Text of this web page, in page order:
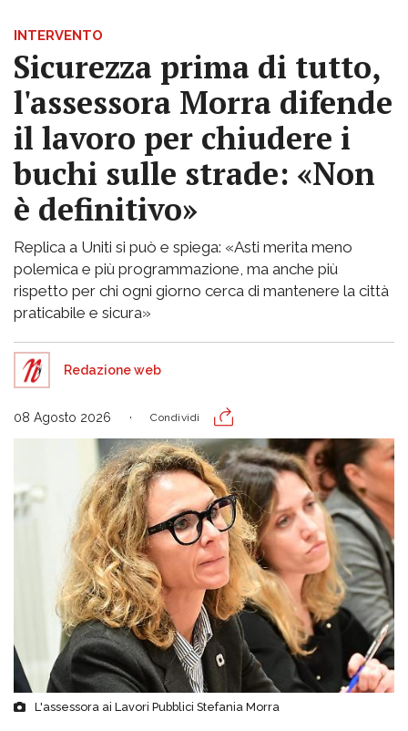
INTERVENTO
Sicurezza prima di tutto,
l'assessora Morra difende
il lavoro per chiudere i
buchi sulle strade: «Non
è definitivo»
Replica a Uniti si può e spiega: «Asti merita meno
polemica e più programmazione, ma anche più
rispetto per chi ogni giorno cerca di mantenere la città
praticabile e sicura»
Redazione web
08 Agosto 2026 Condividi
L'assessora ai Lavori Pubblici Stefania Morra